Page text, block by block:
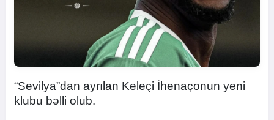
“Sevilya”dan ayrılan Keleçi İhenaçonun yeni
klubu bəlli olub.